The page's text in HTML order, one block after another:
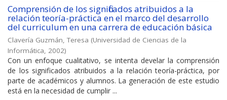
Comprensión de los significados atribuidos a la
relación teoría-práctica en el marco del desarrollo
del curriculum en una carrera de educación básica
Clavería Guzmán, Teresa (Universidad de Ciencias de la
Informática, 2002)
Con un enfoque cualitativo, se intenta develar la comprensión
de los significados atribuidos a la relación teoría-práctica, por
parte de académicos y alumnos. La generación de este estudio
está en la necesidad de cumplir ...